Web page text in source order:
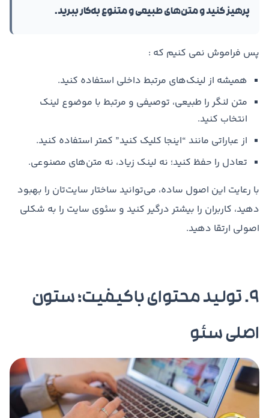
پرهیز کنید و متن‌های طبیعی و متنوع به‌کار ببرید.
پس فراموش نمی کنیم که :
همیشه از لینک‌های مرتبط داخلی استفاده کنید.
متن لنگر را طبیعی، توصیفی و مرتبط با موضوع لینک
انتخاب کنید.
از عباراتی مانند “اینجا کلیک کنید” کمتر استفاده کنید.
تعادل را حفظ کنید؛ نه لینک زیاد، نه متن‌های مصنوعی.
با رعایت این اصول ساده، می‌توانید ساختار سایت‌تان را بهبود
دهید، کاربران را بیشتر درگیر کنید و سئوی سایت را به شکلی
اصولی ارتقا دهید.
۹. تولید محتوای باکیفیت؛ ستون
اصلی سئو